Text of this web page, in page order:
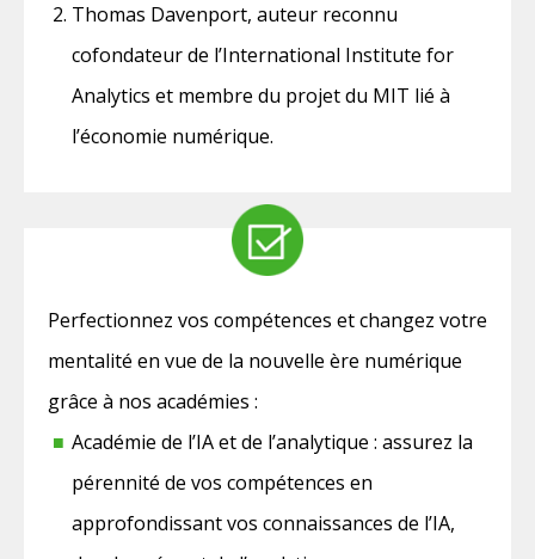
Thomas Davenport, auteur reconnu
cofondateur de l’International Institute for
Analytics et membre du projet du MIT lié à
l’économie numérique.
Perfectionnez vos compétences et changez votre
mentalité en vue de la nouvelle ère numérique
grâce à nos académies :
Académie de l’IA et de l’analytique : assurez la
pérennité de vos compétences en
approfondissant vos connaissances de l’IA,